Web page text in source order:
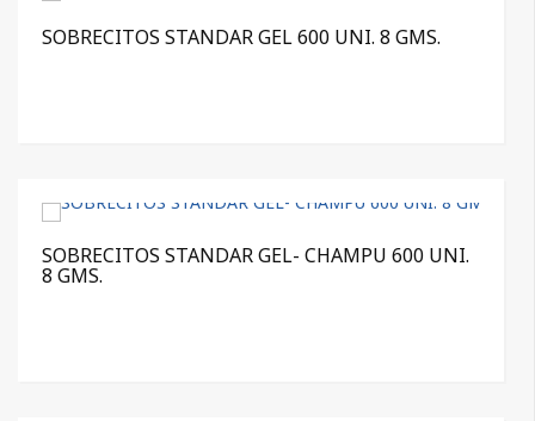
SOBRECITOS STANDAR GEL 600 UNI. 8 GMS.
SOBRECITOS STANDAR GEL- CHAMPU 600 UNI.
8 GMS.